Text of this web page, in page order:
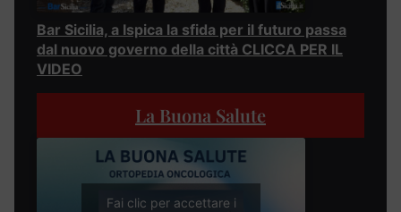
Bar Sicilia, a Ispica la sfida per il futuro passa
dal nuovo governo della città CLICCA PER IL
VIDEO
La Buona Salute
Fai clic per accettare i